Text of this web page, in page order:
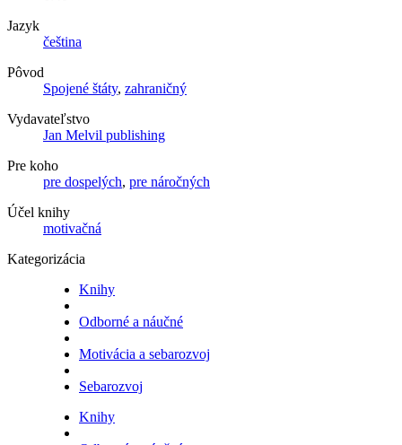
Jazyk
čeština
Pôvod
Spojené štáty, zahraničný
Vydavateľstvo
Jan Melvil publishing
Pre koho
pre dospelých, pre náročných
Účel knihy
motivačná
Kategorizácia
Knihy
Odborné a náučné
Motivácia a sebarozvoj
Sebarozvoj
Knihy